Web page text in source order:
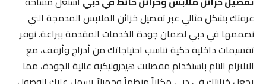
غرفتك بشكل مثالي عبر تفصيل خزائن الملابس المدمجة التي
نصممها في دبي لضمان جودة الخدمات المقدمة ببراعة. نوفر
تقسيمات داخلية ذكية تناسب احتياجاتك من أدراج وأرفف، مع
الالتزام التام باستخدام مفصلات هيدروليكية عالية الجودة، مما